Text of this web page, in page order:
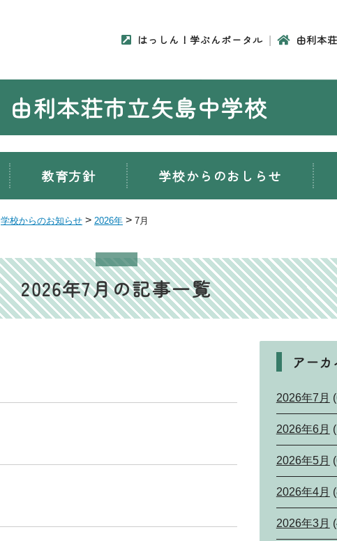
はっしん！学ぶんポータル 由利本
由利本荘市立矢島中学校
教育方針 学校からのおしらせ
学校からのお知らせ > 2026年 > 7月
2026年7月の記事一覧
アーカ
2026年7月
2026年6月
2026年5月
2026年4月
2026年3月